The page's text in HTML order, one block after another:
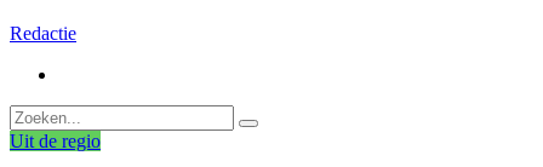
Redactie
Uit de regio